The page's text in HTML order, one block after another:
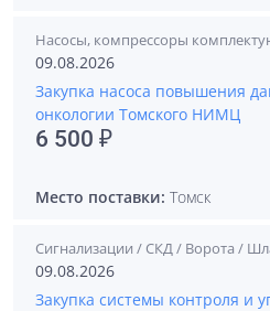
Насосы, компрессоры
09.08.2026
Закупка насоса повышения
онкологии Томского НИМЦ
6 500 ₽
Место поставки: Томск
Сигнализации / СКД / Ворота /
09.08.2026
Закупка системы контроля и